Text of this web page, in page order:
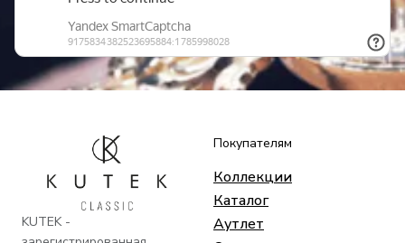
KUTEK -
Покупателям
Коллекции
Каталог
Аутлет